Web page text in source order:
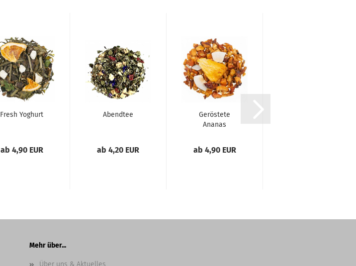
Fresh Yoghurt
ab 4,90 EUR
Abendtee
ab 4,20 EUR
Geröstete
Ananas
ab 4,90 EUR
Mehr über...
Über uns & Aktuelles